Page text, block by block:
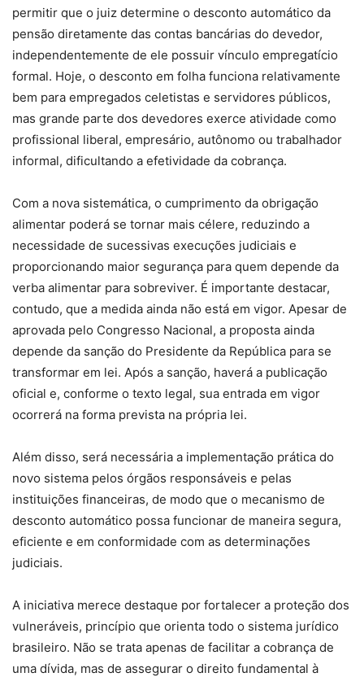
permitir que o juiz determine o desconto automático da
pensão diretamente das contas bancárias do devedor,
independentemente de ele possuir vínculo empregatício
formal. Hoje, o desconto em folha funciona relativamente
bem para empregados celetistas e servidores públicos,
mas grande parte dos devedores exerce atividade como
profissional liberal, empresário, autônomo ou trabalhador
informal, dificultando a efetividade da cobrança.
Com a nova sistemática, o cumprimento da obrigação
alimentar poderá se tornar mais célere, reduzindo a
necessidade de sucessivas execuções judiciais e
proporcionando maior segurança para quem depende da
verba alimentar para sobreviver. É importante destacar,
contudo, que a medida ainda não está em vigor. Apesar de
aprovada pelo Congresso Nacional, a proposta ainda
depende da sanção do Presidente da República para se
transformar em lei. Após a sanção, haverá a publicação
oficial e, conforme o texto legal, sua entrada em vigor
ocorrerá na forma prevista na própria lei.
Além disso, será necessária a implementação prática do
novo sistema pelos órgãos responsáveis e pelas
instituições financeiras, de modo que o mecanismo de
desconto automático possa funcionar de maneira segura,
eficiente e em conformidade com as determinações
judiciais.
A iniciativa merece destaque por fortalecer a proteção dos
vulneráveis, princípio que orienta todo o sistema jurídico
brasileiro. Não se trata apenas de facilitar a cobrança de
uma dívida, mas de assegurar o direito fundamental à